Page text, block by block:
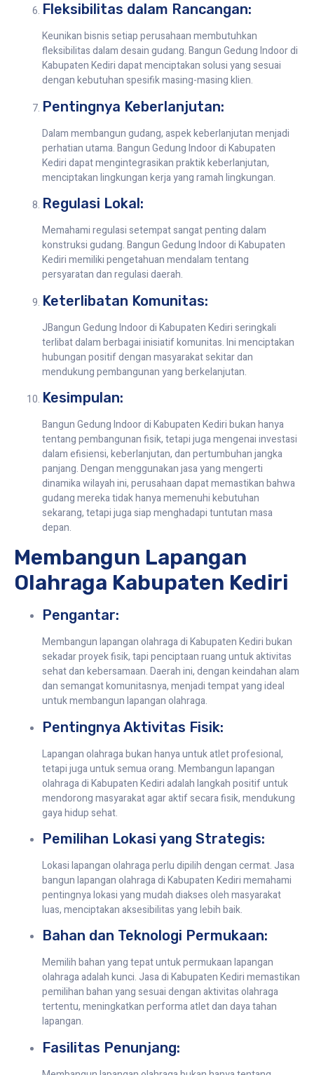
Fleksibilitas dalam Rancangan:
Keunikan bisnis setiap perusahaan membutuhkan
fleksibilitas dalam desain gudang. Bangun Gedung Indoor di
Kabupaten Kediri dapat menciptakan solusi yang sesuai
dengan kebutuhan spesifik masing-masing klien.
Pentingnya Keberlanjutan:
Dalam membangun gudang, aspek keberlanjutan menjadi
perhatian utama. Bangun Gedung Indoor di Kabupaten
Kediri dapat mengintegrasikan praktik keberlanjutan,
menciptakan lingkungan kerja yang ramah lingkungan.
Regulasi Lokal:
Memahami regulasi setempat sangat penting dalam
konstruksi gudang. Bangun Gedung Indoor di Kabupaten
Kediri memiliki pengetahuan mendalam tentang
persyaratan dan regulasi daerah.
Keterlibatan Komunitas:
JBangun Gedung Indoor di Kabupaten Kediri seringkali
terlibat dalam berbagai inisiatif komunitas. Ini menciptakan
hubungan positif dengan masyarakat sekitar dan
mendukung pembangunan yang berkelanjutan.
Kesimpulan:
Bangun Gedung Indoor di Kabupaten Kediri bukan hanya
tentang pembangunan fisik, tetapi juga mengenai investasi
dalam efisiensi, keberlanjutan, dan pertumbuhan jangka
panjang. Dengan menggunakan jasa yang mengerti
dinamika wilayah ini, perusahaan dapat memastikan bahwa
gudang mereka tidak hanya memenuhi kebutuhan
sekarang, tetapi juga siap menghadapi tuntutan masa
depan.
Membangun Lapangan
Olahraga Kabupaten Kediri
Pengantar:
Membangun lapangan olahraga di Kabupaten Kediri bukan
sekadar proyek fisik, tapi penciptaan ruang untuk aktivitas
sehat dan kebersamaan. Daerah ini, dengan keindahan alam
dan semangat komunitasnya, menjadi tempat yang ideal
untuk membangun lapangan olahraga.
Pentingnya Aktivitas Fisik:
Lapangan olahraga bukan hanya untuk atlet profesional,
tetapi juga untuk semua orang. Membangun lapangan
olahraga di Kabupaten Kediri adalah langkah positif untuk
mendorong masyarakat agar aktif secara fisik, mendukung
gaya hidup sehat.
Pemilihan Lokasi yang Strategis:
Lokasi lapangan olahraga perlu dipilih dengan cermat. Jasa
bangun lapangan olahraga di Kabupaten Kediri memahami
pentingnya lokasi yang mudah diakses oleh masyarakat
luas, menciptakan aksesibilitas yang lebih baik.
Bahan dan Teknologi Permukaan:
Memilih bahan yang tepat untuk permukaan lapangan
olahraga adalah kunci. Jasa di Kabupaten Kediri memastikan
pemilihan bahan yang sesuai dengan aktivitas olahraga
tertentu, meningkatkan performa atlet dan daya tahan
lapangan.
Fasilitas Penunjang: